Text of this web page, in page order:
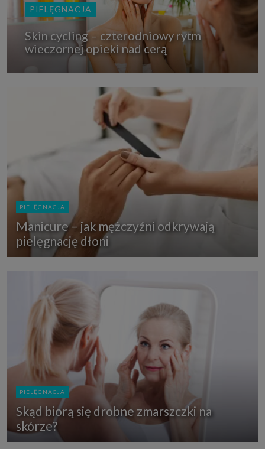
PIELĘGNACJA
Skin cycling – czterodniowy rytm
wieczornej opieki nad cerą
PIELĘGNACJA
Manicure – jak mężczyźni odkrywają
pielęgnację dłoni
PIELĘGNACJA
Skąd biorą się drobne zmarszczki na
skórze?